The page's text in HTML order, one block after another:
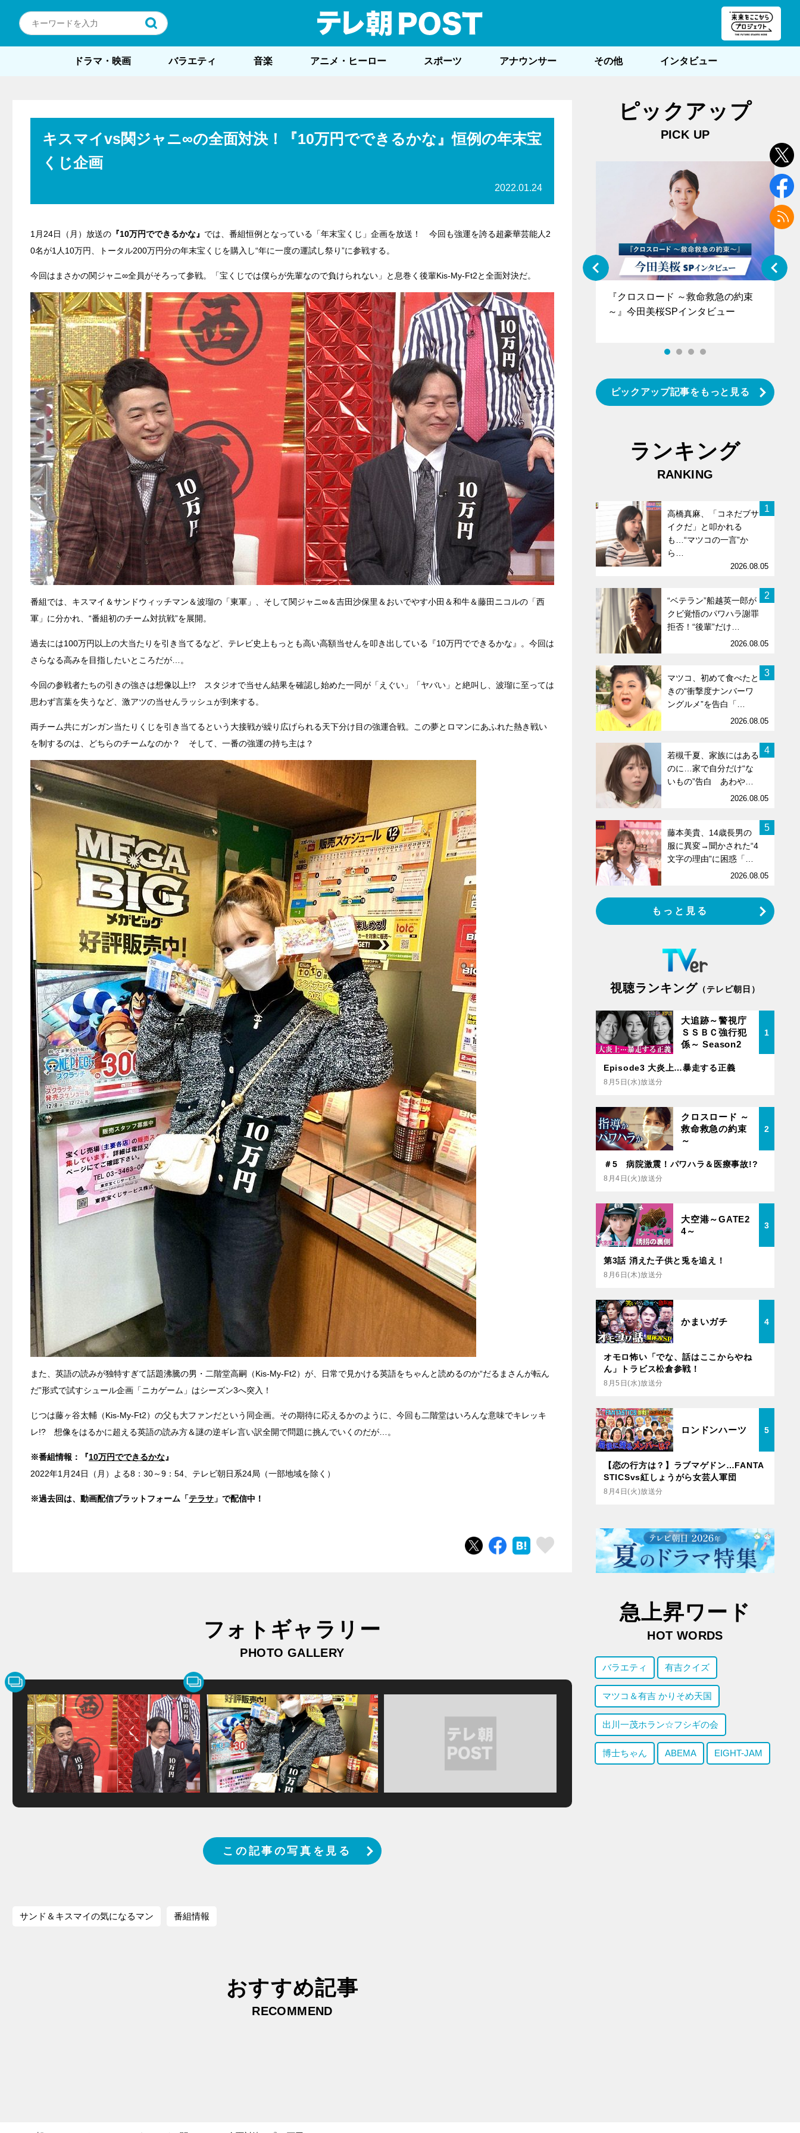
ドラマ・映画 バラエティ 音楽 アニメ・ヒーロー スポーツ アナウンサー その他 インタビュー
キスマイvs関ジャニ∞の全面対決！『10万円でできるかな』恒例の年末宝
くじ企画
2022.01.24
1月24日（月）放送の 『10万円でできるかな』 では、番組恒例となっている「年末宝くじ」企画を放送！ 今回も強運を誇る超豪華芸能人2
0名が1人10万円、トータル200万円分の年末宝くじを購入し“年に一度の運試し祭り”に参戦する。
今回はまさかの関ジャニ∞全員がそろって参戦。「宝くじでは僕らが先輩なので負けられない」と息巻く後輩Kis-My-Ft2と全面対決だ。
番組では、キスマイ＆サンドウィッチマン＆波瑠の「東軍」、そして関ジャニ∞＆吉田沙保里＆おいでやす小田＆和牛＆藤田ニコルの「西
軍」に分かれ、“番組初のチーム対抗戦”を展開。
過去には100万円以上の大当たりを引き当てるなど、テレビ史上もっとも高い高額当せんを叩き出している『10万円でできるかな』。今回は
さらなる高みを目指したいところだが…。
今回の参戦者たちの引きの強さは想像以上!? スタジオで当せん結果を確認し始めた一同が「えぐい」「ヤバい」と絶叫し、波瑠に至っては
思わず言葉を失うなど、激アツの当せんラッシュが到来する。
両チーム共にガンガン当たりくじを引き当てるという大接戦が繰り広げられる天下分け目の強運合戦。この夢とロマンにあふれた熱き戦い
を制するのは、どちらのチームなのか？ そして、一番の強運の持ち主は？
また、英語の読みが独特すぎて話題沸騰の男・二階堂高嗣（Kis-My-Ft2）が、日常で見かける英語をちゃんと読めるのか“だるまさんが転ん
だ”形式で試すシュール企画「ニカゲーム」はシーズン3へ突入！
じつは藤ヶ谷太輔（Kis-My-Ft2）の父も大ファンだという同企画。その期待に応えるかのように、今回も二階堂はいろんな意味でキレッキ
レ!? 想像をはるかに超える英語の読み方＆謎の逆ギレ言い訳全開で問題に挑んでいくのだが…。
※番組情報：『10万円でできるかな』
2022年1月24日（月）よる8：30～9：54、テレビ朝日系24局（一部地域を除く）
※過去回は、動画配信プラットフォーム「テラサ 」で配信中！
ツイートシェア はてブ スキボタン
フォトギャラリー
PHOTO GALLERY
この記事の写真を見る
サンド＆キスマイの気になるマン 番組情報
おすすめ記事
RECOMMEND
ピックアップ
PICK UP
『アイ＝ラブ！げーみんぐ』＝LOV
E齋藤樹愛羅＆佐々木舞香SPインタ
ビュー
『クロスロード ～救命救急の約束
～』今田美桜SPインタビュー
ピックアップ記事をもっと見る
ランキング
RANKING
1
高橋真麻、「コネだブサ
イクだ」と叩かれる
も…“マツコの一言”か
ら…
2026.08.05
2
“ベテラン”船越英一郎が
クビ覚悟のパワハラ謝罪
拒否！“後輩”だけ…
2026.08.05
3
マツコ、初めて食べたと
きの“衝撃度ナンバーワ
ングルメ”を告白「…
2026.08.05
4
若槻千夏、家族にはある
のに…家で自分だけ“な
いもの”告白 あわや…
2026.08.05
5
藤本美貴、14歳長男の
服に異変→聞かされた“4
文字の理由”に困惑「…
2026.08.05
もっと見る
視聴ランキング （テレビ朝日）
大追跡～警視庁
ＳＳＢＣ強行犯
係～ Season2
1
Episode3 大炎上…暴走する正義
8月5日(水)放送分
クロスロード ～
救命救急の約束
～
2
＃5 病院激震！パワハラ＆医療事故!?
8月4日(火)放送分
大空港～GATE2
4～
3
第3話 消えた子供と兎を追え！
8月6日(木)放送分
かまいガチ 4
オモロ怖い「でな、話はここからやね
ん」トラビス松倉参戦！
8月5日(水)放送分
ロンドンハーツ 5
【恋の行方は？】ラブマゲドン…FANTA
STICSvs紅しょうがら女芸人軍団
8月4日(火)放送分
急上昇ワード
HOT WORDS
バラエティ 有吉クイズ
マツコ＆有吉 かりそめ天国
出川一茂ホラン☆フシギの会
博士ちゃん ABEMA EIGHT-JAM